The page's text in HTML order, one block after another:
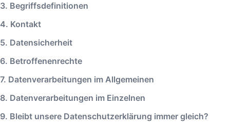
3. Begriffsdefinitionen
4. Kontakt
5. Datensicherheit
6. Betroffenenrechte
7. Datenverarbeitungen im Allgemeinen
8. Datenverarbeitungen im Einzelnen
9. Bleibt unsere Datenschutzerklärung immer gleich?